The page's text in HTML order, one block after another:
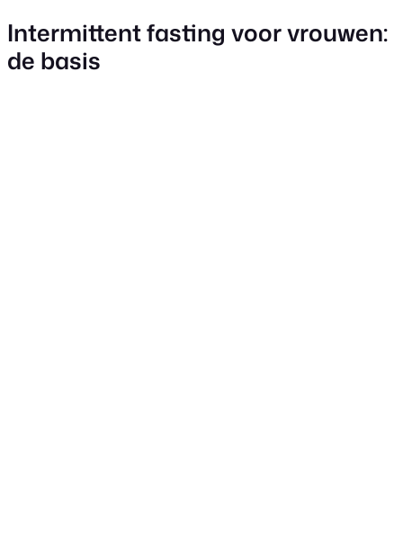
Intermittent fasting voor vrouwen:
de basis